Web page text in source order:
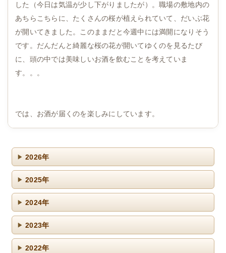
した（今日は気温が少し下がりましたが）。職場の敷地内の
あちらこちらに、たくさんの桜が植えられていて、だいぶ花
が開いてきました。このままだと今週中には満開になりそう
です。だんだんと綺麗な桜の花が開いてゆくのを見るたび
に、頭の中では美味しいお酒を飲むことを考えていま
す。。。
では、お酒が届くのを楽しみにしています。
2026年
2025年
2024年
2023年
2022年